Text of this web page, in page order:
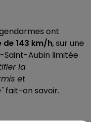
ont
de 143 km/h, sur une
Saint-Aubin limitée
la
et
fait-on savoir.